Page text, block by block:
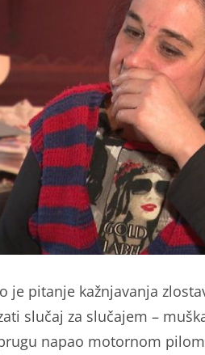
je pitanje kažnjavanja
slučaj za slučajem –
napao motornom